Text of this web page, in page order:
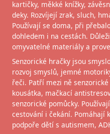
kartičky, měkké knížky,
deky. Rozvíjejí zrak, sluch,
Používají se doma, při
dohledem i na cestách.
omyvatelné materiály a
Senzorické hračky jsou
rozvoj smyslů, jemné
řeči. Patří mezi ně
kousátka, mačkací
senzorické pomůcky.
cestování i čekání. Pomáhají
podpoře dětí s autismem,